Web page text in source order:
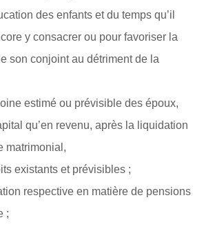
des enfants et du temps qu’il
y consacrer ou pour favoriser la
son conjoint au détriment de la
estimé ou prévisible des époux,
qu’en revenu, après la liquidation
matrimonial,
existants et prévisibles ;
respective en matière de pensions
;